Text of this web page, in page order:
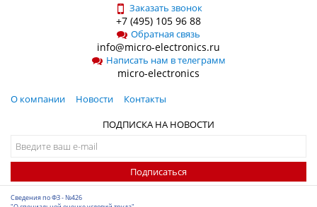
Заказать звонок
+7 (495) 105 96 88
Обратная связь
info@micro-electronics.ru
Написать нам в телеграмм
micro-electronics
О компании Новости
Контакты
ПОДПИСКА НА НОВОСТИ
Подписаться
Сведения по ФЗ - №426